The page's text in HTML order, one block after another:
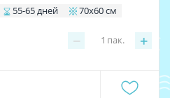
55-65 дней 70х60 см
− +
1 пак.